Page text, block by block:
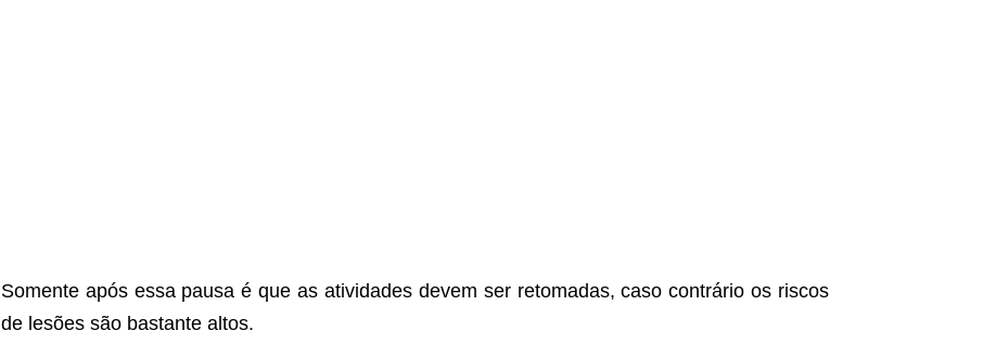
Somente após essa pausa é que as atividades devem ser retomadas, caso contrário os riscos
de lesões são bastante altos.